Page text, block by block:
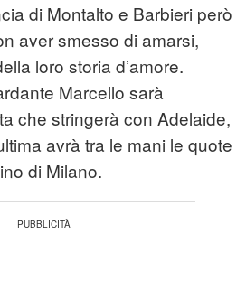
di Montalto e Barbieri però
aver smesso di amarsi,
loro storia d’amore.
Marcello sarà
che stringerà con Adelaide,
avrà tra le mani le quote
di Milano.